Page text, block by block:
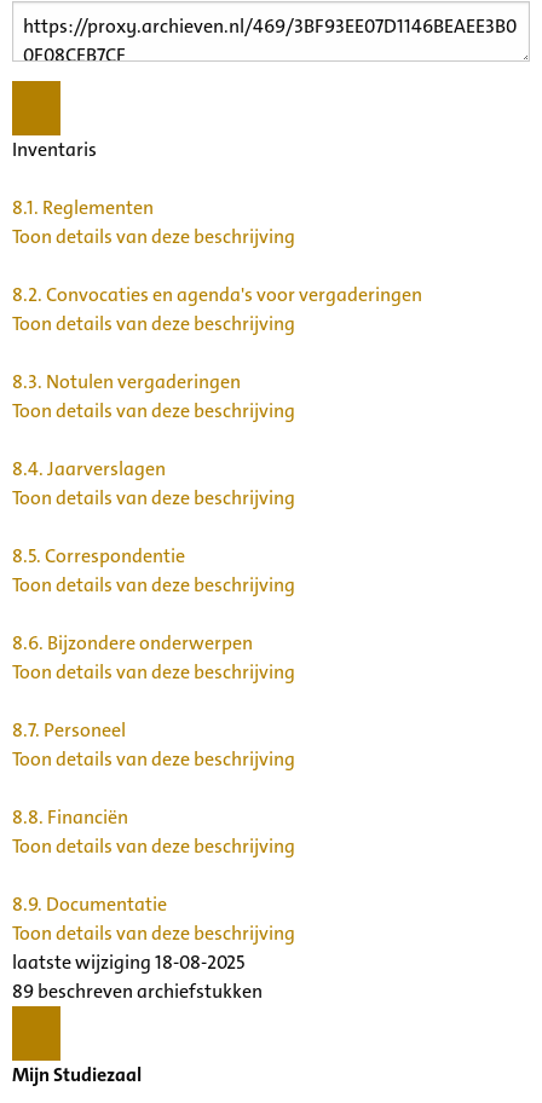
Inventaris
8.1. Reglementen
Toon details van deze beschrijving
8.2.Convocaties en agenda's voor vergaderingen
Toon details van deze beschrijving
8.3. Notulen vergaderingen
Toon details van deze beschrijving
8.4.Jaarverslagen
Toon details van deze beschrijving
8.5.Correspondentie
Toon details van deze beschrijving
8.6. Bijzondere onderwerpen
Toon details van deze beschrijving
8.7. Personeel
Toon details van deze beschrijving
8.8. Financiën
Toon details van deze beschrijving
8.9. Documentatie
Toon details van deze beschrijving
laatste wijziging 18-08-2025
89 beschreven archiefstukken
Mijn Studiezaal